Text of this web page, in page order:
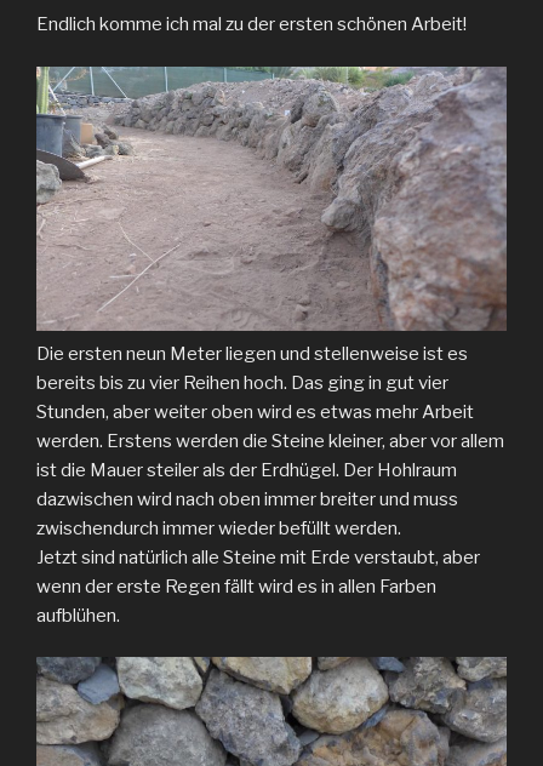
Endlich komme ich mal zu der ersten schönen Arbeit!
Die ersten neun Meter liegen und stellenweise ist es
bereits bis zu vier Reihen hoch. Das ging in gut vier
Stunden, aber weiter oben wird es etwas mehr Arbeit
werden. Erstens werden die Steine kleiner, aber vor allem
ist die Mauer steiler als der Erdhügel. Der Hohlraum
dazwischen wird nach oben immer breiter und muss
zwischendurch immer wieder befüllt werden.
Jetzt sind natürlich alle Steine mit Erde verstaubt, aber
wenn der erste Regen fällt wird es in allen Farben
aufblühen.